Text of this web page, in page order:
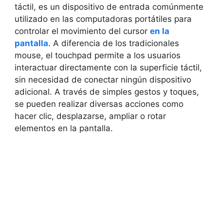
táctil, es ​un dispositivo de entrada comúnmente
utilizado en​ las computadoras portátiles para
controlar el movimiento del cursor en la
pantalla. ⁣A diferencia de los tradicionales
mouse, el touchpad permite a ‍los usuarios
interactuar directamente con la superficie táctil,
sin necesidad ​de ⁣conectar ningún dispositivo
adicional. ​A través de ⁣simples gestos ⁢y toques,
se pueden realizar diversas acciones‌ como
hacer clic, desplazarse, ampliar ‌o‌ rotar
elementos en la pantalla.